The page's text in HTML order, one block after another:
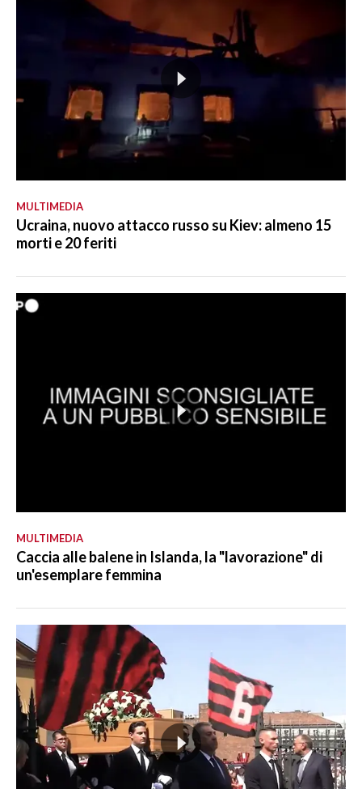
MULTIMEDIA
Ucraina, nuovo attacco russo su Kiev: almeno 15
morti e 20 feriti
MULTIMEDIA
Caccia alle balene in Islanda, la "lavorazione" di
un'esemplare femmina